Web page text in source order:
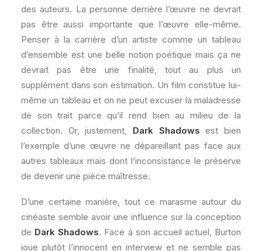
des auteurs. La personne derrière l’œuvre ne devrait
pas être aussi importante que l’œuvre elle-même.
Penser à la carrière d’un artiste comme un tableau
d’ensemble est une belle notion poétique mais ça ne
devrait pas être une finalité, tout au plus un
supplément dans son estimation. Un film constitue lui-
même un tableau et on ne peut excuser la maladresse
de son trait parce qu’il rend bien au milieu de la
collection. Or, justement, Dark Shadows est bien
l’exemple d’une œuvre ne dépareillant pas face aux
autres tableaux mais dont l’inconsistance le préserve
de devenir une pièce maîtresse.
D’une certaine manière, tout ce marasme autour du
cinéaste semble avoir une influence sur la conception
de Dark Shadows. Face à son accueil actuel, Burton
joue plutôt l’innocent en interview et ne semble pas